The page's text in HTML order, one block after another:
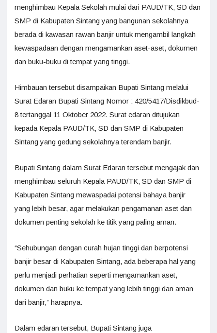
menghimbau Kepala Sekolah mulai dari PAUD/TK, SD dan
SMP di Kabupaten Sintang yang bangunan sekolahnya
berada di kawasan rawan banjir untuk mengambil langkah
kewaspadaan dengan mengamankan aset-aset, dokumen
dan buku-buku di tempat yang tinggi.
Himbauan tersebut disampaikan Bupati Sintang melalui
Surat Edaran Bupati Sintang Nomor : 420/5417/Disdikbud-
8 tertanggal 11 Oktober 2022. Surat edaran ditujukan
kepada Kepala PAUD/TK, SD dan SMP di Kabupaten
Sintang yang gedung sekolahnya terendam banjir.
Bupati Sintang dalam Surat Edaran tersebut mengajak dan
menghimbau seluruh Kepala PAUD/TK, SD dan SMP di
Kabupaten Sintang mewaspadai potensi bahaya banjir
yang lebih besar, agar melakukan pengamanan aset dan
dokumen penting sekolah ke titik yang paling aman.
“Sehubungan dengan curah hujan tinggi dan berpotensi
banjir besar di Kabupaten Sintang, ada beberapa hal yang
perlu menjadi perhatian seperti mengamankan aset,
dokumen dan buku ke tempat yang lebih tinggi dan aman
dari banjir,” harapnya.
Dalam edaran tersebut, Bupati Sintang juga